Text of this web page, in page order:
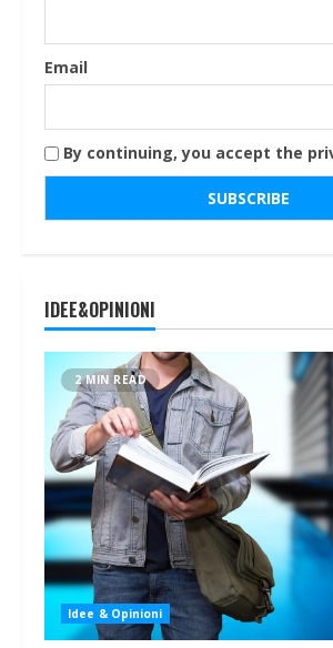
Email
By continuing, you accept the
IDEE&OPINIONI
2 MIN READ
Idee & Opinioni